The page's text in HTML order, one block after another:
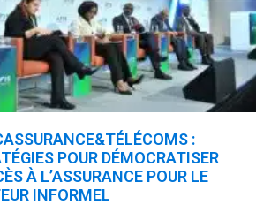
:
POUR DÉMOCRATISER
À L’ASSURANCE POUR LE
INFORMEL